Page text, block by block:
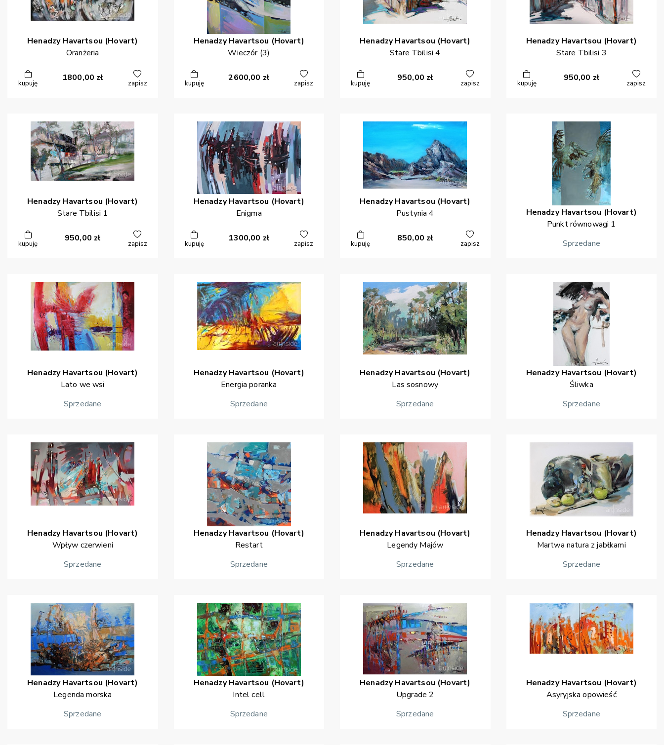
Henadzy Havartsou (Hovart)
Oranżeria
kupuję
1800,00 zł
zapisz
Henadzy Havartsou (Hovart)
Wieczór (3)
kupuję
2600,00 zł
zapisz
Henadzy Havartsou (Hovart)
Stare Tbilisi 4
kupuję
950,00 zł
zapisz
Henadzy Havartsou (Hovart)
Stare Tbilisi 3
kupuję
950,00 zł
zapisz
Henadzy Havartsou (Hovart)
Stare Tbilisi 1
kupuję
950,00 zł
zapisz
Henadzy Havartsou (Hovart)
Enigma
kupuję
1300,00 zł
zapisz
Henadzy Havartsou (Hovart)
Pustynia 4
kupuję
850,00 zł
zapisz
Henadzy Havartsou (Hovart)
Punkt równowagi 1
Sprzedane
Henadzy Havartsou (Hovart)
Lato we wsi
Sprzedane
Henadzy Havartsou (Hovart)
Energia poranka
Sprzedane
Henadzy Havartsou (Hovart)
Las sosnowy
Sprzedane
Henadzy Havartsou (Hovart)
Śliwka
Sprzedane
Henadzy Havartsou (Hovart)
Wpływ czerwieni
Sprzedane
Henadzy Havartsou (Hovart)
Restart
Sprzedane
Henadzy Havartsou (Hovart)
Legendy Majów
Sprzedane
Henadzy Havartsou (Hovart)
Martwa natura z jabłkami
Sprzedane
Henadzy Havartsou (Hovart)
Legenda morska
Sprzedane
Henadzy Havartsou (Hovart)
Intel cell
Sprzedane
Henadzy Havartsou (Hovart)
Upgrade 2
Sprzedane
Henadzy Havartsou (Hovart)
Asyryjska opowieść
Sprzedane